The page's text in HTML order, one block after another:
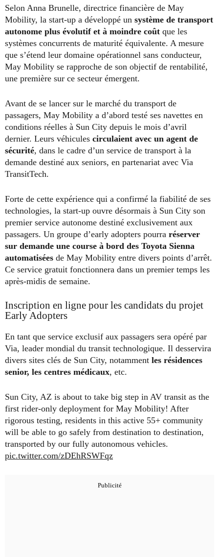
Selon Anna Brunelle, directrice financière de May
Mobility, la start-up a développé un système de transport
autonome plus évolutif et à moindre coût que les
systèmes concurrents de maturité équivalente. A mesure
que s’étend leur domaine opérationnel sans conducteur,
May Mobility se rapproche de son objectif de rentabilité,
une première sur ce secteur émergent.
Avant de se lancer sur le marché du transport de
passagers, May Mobility a d’abord testé ses navettes en
conditions réelles à Sun City depuis le mois d’avril
dernier. Leurs véhicules circulaient avec un agent de
sécurité, dans le cadre d’un service de transport à la
demande destiné aux seniors, en partenariat avec Via
TransitTech.
Forte de cette expérience qui a confirmé la fiabilité de ses
technologies, la start-up ouvre désormais à Sun City son
premier service autonome destiné exclusivement aux
passagers. Un groupe d’early adopters pourra réserver
sur demande une course à bord des Toyota Sienna
automatisées de May Mobility entre divers points d’arrêt.
Ce service gratuit fonctionnera dans un premier temps les
après-midis de semaine.
Inscription en ligne pour les candidats du projet
Early Adopters
En tant que service exclusif aux passagers sera opéré par
Via, leader mondial du transit technologique. Il desservira
divers sites clés de Sun City, notamment les résidences
senior, les centres médicaux, etc.
Sun City, AZ is about to take big step in AV transit as the
first rider-only deployment for May Mobility! After
rigorous testing, residents in this active 55+ community
will be able to go safely from destination to destination,
transported by our fully autonomous vehicles.
pic.twitter.com/zDEhRSWFqz